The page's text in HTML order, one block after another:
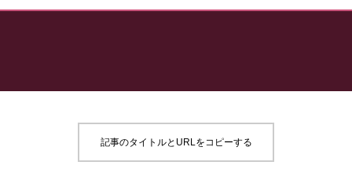
記事のタイトルとURLをコピーする